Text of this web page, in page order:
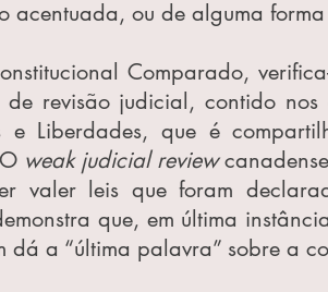
acentuada, ou de alguma
Comparado,
de revisão judicial, contido
e Liberdades, que é
weak judicial review
valer leis que foram
que, em última
dá a “última palavra” sobre a